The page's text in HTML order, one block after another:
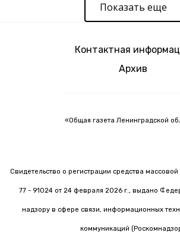
Показать еще
Контактная
Архив
«Общая газета Ленинградской
Свидетельство о регистрации средства
77 - 91024 от 24 февраля 2026 г., выдано
надзору в сфере связи, информационных
коммуникаций